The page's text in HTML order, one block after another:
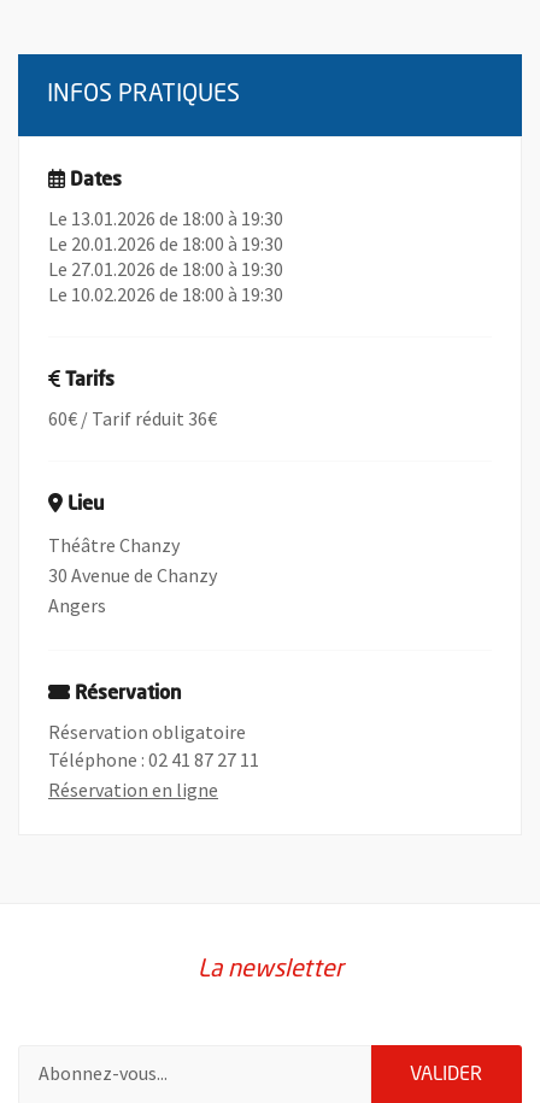
INFOS PRATIQUES
Dates
Le 13.01.2026 de 18:00 à 19:30
Le 20.01.2026 de 18:00 à 19:30
Le 27.01.2026 de 18:00 à 19:30
Le 10.02.2026 de 18:00 à 19:30
Tarifs
60€ / Tarif réduit 36€
Lieu
Théâtre Chanzy
30 Avenue de Chanzy
Angers
Réservation
Réservation obligatoire
Téléphone : 02 41 87 27 11
Réservation en ligne
La newsletter
VALIDER